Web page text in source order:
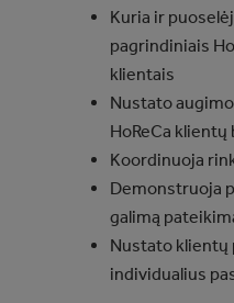
Kuria ir
pagrindiniais
klientais
Nustato
HoReCa klientų
Koordinuoja
Demonstruoja
galimą
Nustato klientų
individualius